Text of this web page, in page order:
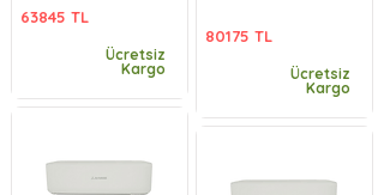
63845 TL
Ücretsiz
Kargo
80175 TL
Ücretsiz
Kargo